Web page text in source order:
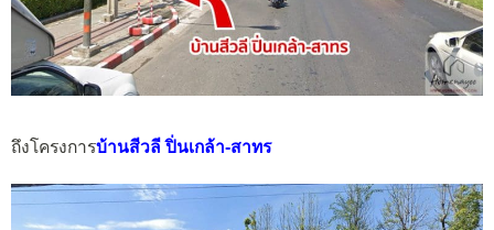
ถึงโครงการบ้านสีวลี ปิ่นเกล้า-สาทร